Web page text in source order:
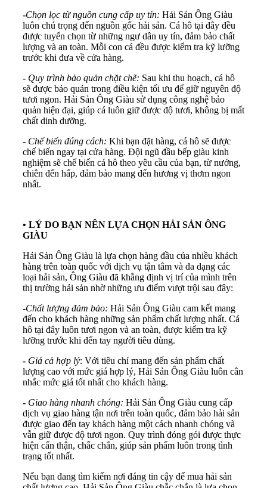
-Chọn lọc từ nguồn cung cấp uy tín: Hải Sản Ông Giàu
luôn chú trọng đến nguồn gốc hải sản. Cá hô tại đây đều
được tuyển chọn từ những ngư dân uy tín, đảm bảo chất
lượng và an toàn. Mỗi con cá đều được kiểm tra kỹ lưỡng
trước khi đưa về cửa hàng.
- Quy trình bảo quản chặt chẽ: Sau khi thu hoạch, cá hô
sẽ được bảo quản trong điều kiện tối ưu để giữ nguyên độ
tươi ngon. Hải Sản Ông Giàu sử dụng công nghệ bảo
quản hiện đại, giúp cá luôn giữ được độ tươi, không bị mất
chất dinh dưỡng.
- Chế biến đúng cách: Khi bạn đặt hàng, cá hô sẽ được
chế biến ngay tại cửa hàng. Đội ngũ đầu bếp giàu kinh
nghiệm sẽ chế biến cá hô theo yêu cầu của bạn, từ nướng,
chiên đến hấp, đảm bảo mang đến hương vị thơm ngon
nhất.
• LÝ DO BẠN NÊN LỰA CHỌN HẢI SẢN ÔNG
GIÀU
Hải Sản Ông Giàu là lựa chọn hàng đầu của nhiều khách
hàng trên toàn quốc với dịch vụ tận tâm và đa dạng các
loại hải sản, Ông Giàu đã khẳng định vị trí của mình trên
thị trường hải sản nhờ những ưu điểm vượt trội sau đây:
-Chất lượng đảm bảo: Hải Sản Ông Giàu cam kết mang
đến cho khách hàng những sản phẩm chất lượng nhất. Cá
hô tại đây luôn tươi ngon và an toàn, được kiểm tra kỹ
lưỡng trước khi đến tay người tiêu dùng.
- Giá cả hợp lý: Với tiêu chí mang đến sản phẩm chất
lượng cao với mức giá hợp lý, Hải Sản Ông Giàu luôn cân
nhắc mức giá tốt nhất cho khách hàng.
- Giao hàng nhanh chóng: Hải Sản Ông Giàu cung cấp
dịch vụ giao hàng tận nơi trên toàn quốc, đảm bảo hải sản
được giao đến tay khách hàng một cách nhanh chóng và
vẫn giữ được độ tươi ngon. Quy trình đóng gói được thực
hiện cẩn thận, chắc chắn, giúp sản phẩm luôn trong tình
trạng tốt nhất.
Nếu bạn đang tìm kiếm nơi đáng tin cậy để mua hải sản